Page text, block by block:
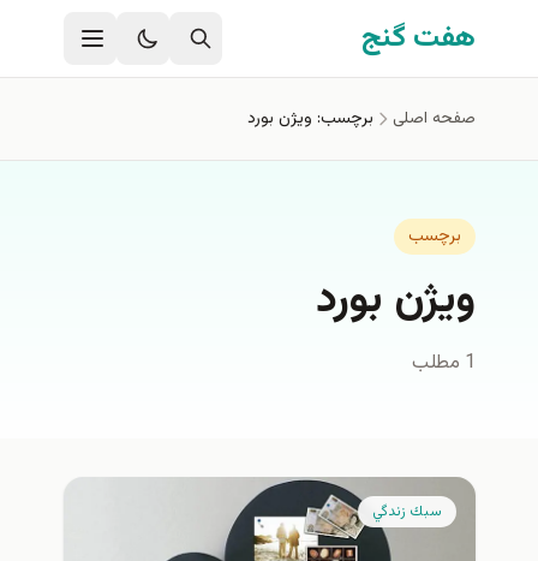
رفتن به محتوای اصلی
هفت گنج
صفحه اصلی برچسب: ویژن بورد
برچسب
ویژن بورد
1 مطلب
سبك زندگي